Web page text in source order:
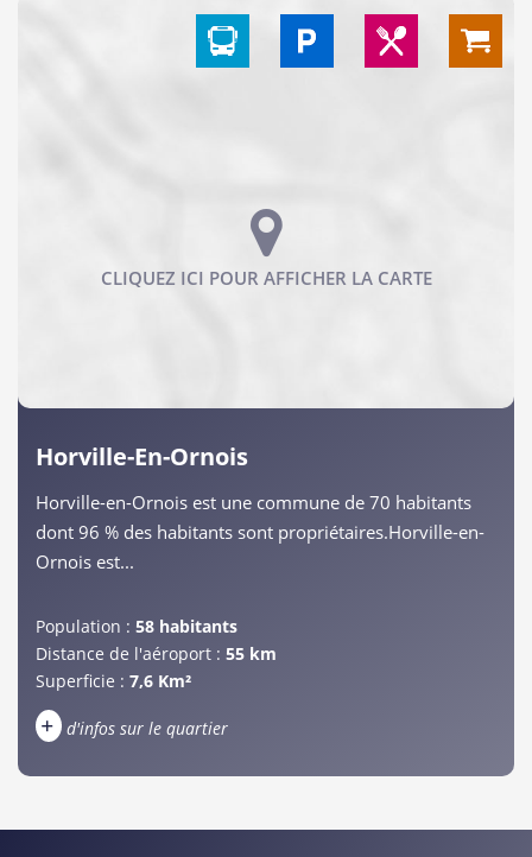
Horville-En-Ornois
Horville-en-Ornois est une commune de 70 habitants
dont 96 % des habitants sont propriétaires.Horville-en-
Ornois est...
Population : 58 habitants
Distance de l'aéroport : 55 km
Superficie : 7,6 Km²
+ d'infos sur le quartier